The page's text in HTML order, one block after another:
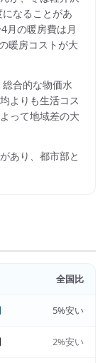
なることがあ
月の暖房費は月
暖房コストが大
総合的な物価水
よりも生活コス
よって地域差の大
あり、都市部と
全国比
5%安い
2%安い